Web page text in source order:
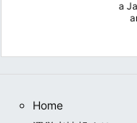
a
Home